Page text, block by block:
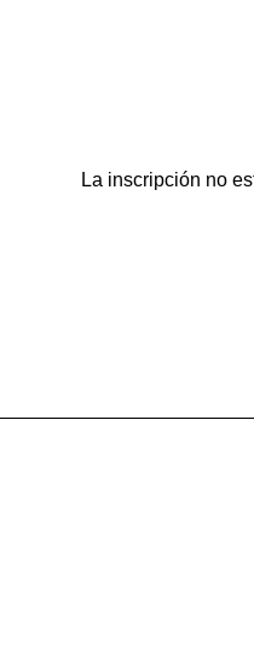
La inscripción no